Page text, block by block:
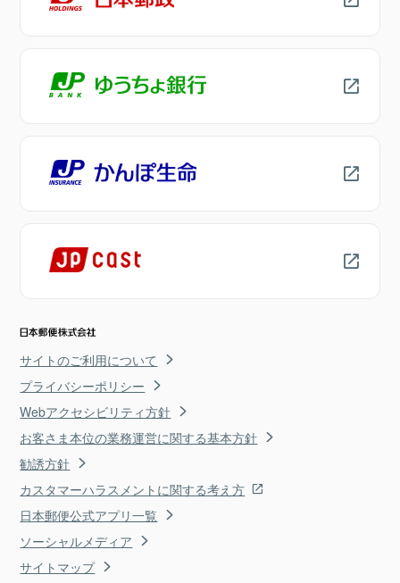
サイトのご利用について
プライバシーポリシー
Webアクセシビリティ方針
お客さま本位の業務運営に関する基本方針
勧誘方針
カスタマーハラスメントに関する考え方
日本郵便公式アプリ一覧
ソーシャルメディア
サイトマップ